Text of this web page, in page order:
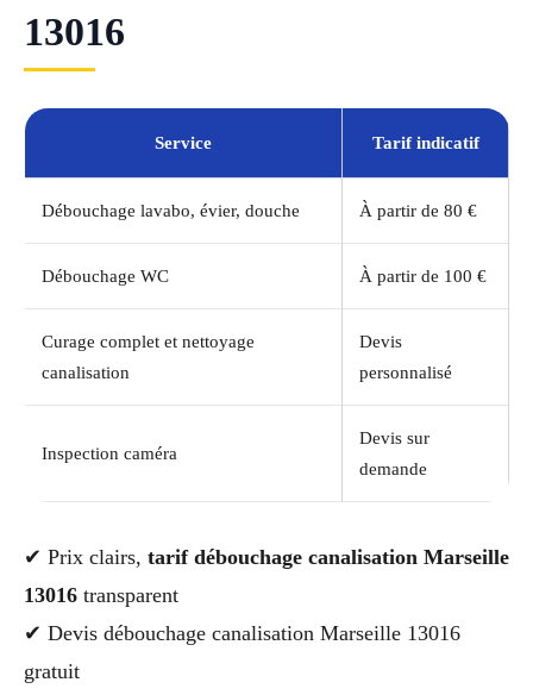
13016
Service Tarif indicatif
Débouchage lavabo, évier, douche À partir de 80 €
Débouchage WC À partir de 100 €
Curage complet et nettoyage
canalisation
Devis
personnalisé
Inspection caméra
Devis sur
demande
✔ Prix clairs, tarif débouchage canalisation Marseille
13016 transparent
✔ Devis débouchage canalisation Marseille 13016
gratuit